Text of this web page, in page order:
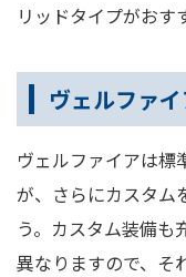
リッドタイプがおす
ヴェルファ
ヴェルファイアは標
が、さらにカスタム
う。カスタム装備も
異なりますので、そ